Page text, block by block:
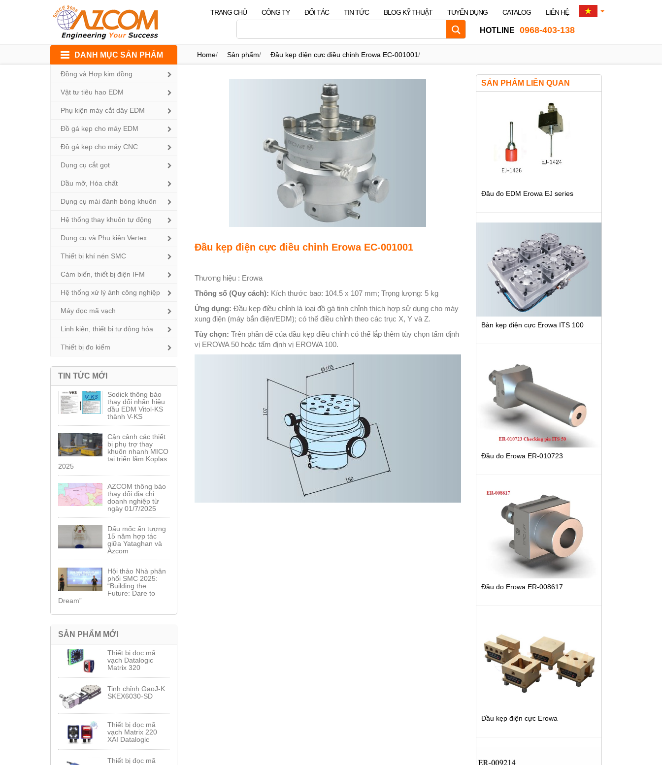
content
TRANG CHỦ CÔNG TY ĐỐI TÁC TIN TỨC BLOG KỸ THUẬT TUYỂN DỤNG CATALOG LIÊN HỆ
HOTLINE 0968-403-138
Home/ Sản phẩm/ Đầu kẹp điện cực điều chỉnh Erowa EC-001001/
DANH MỤC SẢN PHẨM
Đồng và Hợp kim đồng
Vật tư tiêu hao EDM
Phụ kiện máy cắt dây EDM
Đồ gá kẹp cho máy EDM
Đồ gá kẹp cho máy CNC
Dụng cụ cắt gọt
Dầu mỡ, Hóa chất
Dụng cụ mài đánh bóng khuôn
Hệ thống thay khuôn tự động
Dụng cụ và Phụ kiện Vertex
Thiết bị khí nén SMC
Cảm biến, thiết bị điện IFM
Hệ thống xử lý ảnh công nghiệp
Máy đọc mã vạch
Linh kiện, thiết bị tự động hóa
Thiết bị đo kiểm
TIN TỨC MỚI
Sodick thông báo
thay đổi nhãn hiệu
dầu EDM Vitol-KS
thành V-KS
Cận cảnh các thiết
bị phụ trợ thay
khuôn nhanh MICO
tại triển lãm Koplas
2025
AZCOM thông báo
thay đổi địa chỉ
doanh nghiệp từ
ngày 01/7/2025
Dấu mốc ấn tượng
15 năm hợp tác
giữa Yataghan và
Azcom
Hội thảo Nhà phân
phối SMC 2025:
“Building the
Future: Dare to
Dream”
SẢN PHẨM MỚI
Thiết bị đọc mã
vạch Datalogic
Matrix 320
Tinh chỉnh GaoJ-K
SKEX6030-SD
Thiết bị đọc mã
vạch Matrix 220
XAI Datalogic
Thiết bị đọc mã
Đầu kẹp điện cực điều chỉnh Erowa EC-001001
Thương hiệu : Erowa
Thông số (Quy cách): Kích thước bao: 104.5 x 107 mm; Trọng lượng: 5 kg
Ứng dụng: Đầu kẹp điều chỉnh là loại đồ gá tinh chỉnh thích hợp sử dụng cho máy
xung điện (máy bắn điện/EDM); có thể điều chỉnh theo các trục X, Y và Z.
Tùy chọn: Trên phần đế của đầu kẹp điều chỉnh có thể lắp thêm tùy chọn tấm định
vị EROWA 50 hoặc tấm định vị EROWA 100.
SẢN PHẨM LIÊN QUAN
Đâu đo EDM Erowa EJ series
Bàn kẹp điện cực Erowa ITS 100
Đầu đo Erowa ER-010723
Đầu đo Erowa ER-008617
Đầu kẹp điện cực Erowa